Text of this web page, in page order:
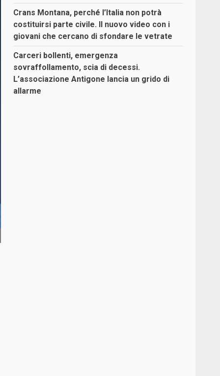
Crans Montana, perché l’Italia non potrà
costituirsi parte civile. Il nuovo video con i
giovani che cercano di sfondare le vetrate
Carceri bollenti, emergenza
sovraffollamento, scia di decessi.
L’associazione Antigone lancia un grido di
allarme